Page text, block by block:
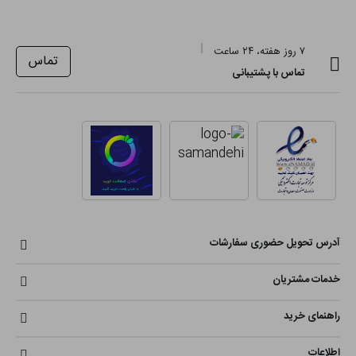
۷ روز هفته، ۲۴ ساعت
تماس با پشتیبانی
تماس
آدرس تحویل حضوری سفارشات
خدمات مشتریان
راهنمای خرید
اطلاعات